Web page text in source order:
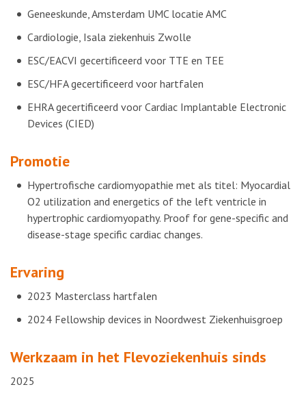
Geneeskunde, Amsterdam UMC locatie AMC
Cardiologie, Isala ziekenhuis Zwolle
ESC/EACVI gecertificeerd voor TTE en TEE
ESC/HFA gecertificeerd voor hartfalen
EHRA gecertificeerd voor Cardiac Implantable Electronic
Devices (CIED)
Promotie
Hypertrofische cardiomyopathie met als titel: Myocardial
O2 utilization and energetics of the left ventricle in
hypertrophic cardiomyopathy. Proof for gene-specific and
disease-stage specific cardiac changes.
Ervaring
2023 Masterclass hartfalen
2024 Fellowship devices in Noordwest Ziekenhuisgroep
Werkzaam in het Flevoziekenhuis sinds
2025